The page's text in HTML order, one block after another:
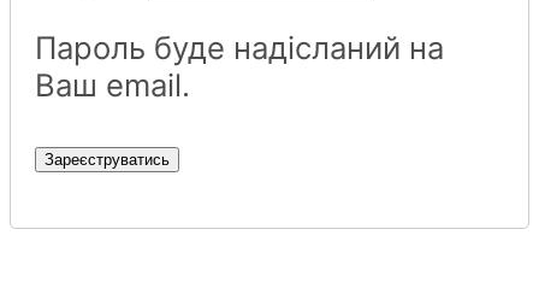
Пароль буде надісланий на
Ваш email.
Зареєструватись